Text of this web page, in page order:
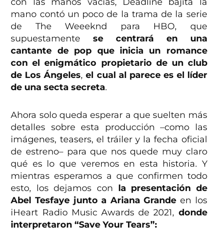
mano contó un poco de la trama de la serie
de The Weeeknd para HBO, que
supuestamentese centrará en una
cantante de pop que inicia un romance
con el enigmático propietario de un club
de Los Ángeles,el cual al parece es el líder
de una secta secreta.
Ahora solo queda esperar a que suelten más
detalles sobre esta producción –como las
imágenes, teasers, el tráiler y la fecha oficial
de estreno– para que nos quede muy claro
qué es lo que veremos en esta historia. Y
mientras esperamos a que confirmen todo
esto, los dejamos con la presentación de
Abel Tesfaye junto a Ariana Grande en los
iHeart Radio Music Awards de 2021, donde
interpretaron “Save Your Tears”: